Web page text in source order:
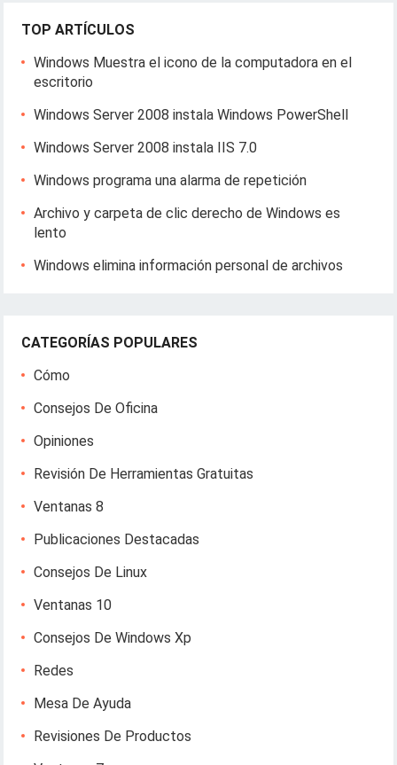
TOP ARTÍCULOS
Windows Muestra el icono de la computadora en el
escritorio
Windows Server 2008 instala Windows PowerShell
Windows Server 2008 instala IIS 7.0
Windows programa una alarma de repetición
Archivo y carpeta de clic derecho de Windows es
lento
Windows elimina información personal de archivos
CATEGORÍAS POPULARES
Cómo
Consejos De Oficina
Opiniones
Revisión De Herramientas Gratuitas
Ventanas 8
Publicaciones Destacadas
Consejos De Linux
Ventanas 10
Consejos De Windows Xp
Redes
Mesa De Ayuda
Revisiones De Productos